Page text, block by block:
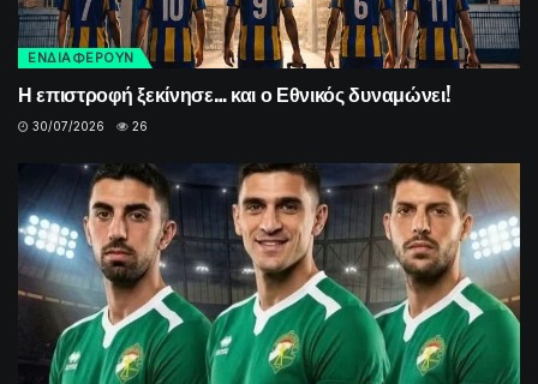
ΕΝΔΙΑΦΕΡΟΥΝ
Η επιστροφή ξεκίνησε… και ο Εθνικός δυναμώνει!
30/07/2026 26